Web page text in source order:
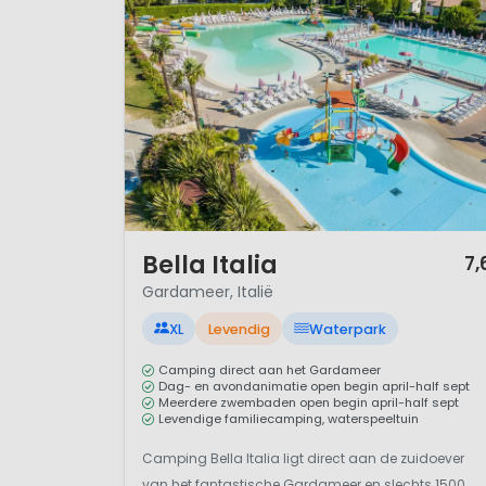
klaarstaan om je bij
drankje, zorgt ervoor dat jij
Accommodaties Gustocamp
• Luxe mobilehomes
Hier heb je de beschikking
altijd voorzien van airco,
veranda/terras.
• Safaritent Gusto
eigen sanitair, en geschikt
• Stacaravan Gusto Baby
Gustocamp denkt graag met
Baby ontwikkeld. De
kindveilig, er zijn ook diverse
Bella Italia
Gardameer, Italië
XL Levendig Waterpark
Camping direct aan het Gardameer
Dag- en avondanimatie open begin april-half sept
Meerdere zwembaden open begin april-half sept
Levendige familiecamping, waterspeeltuin
Camping Bella Italia ligt direct aan de zuidoever